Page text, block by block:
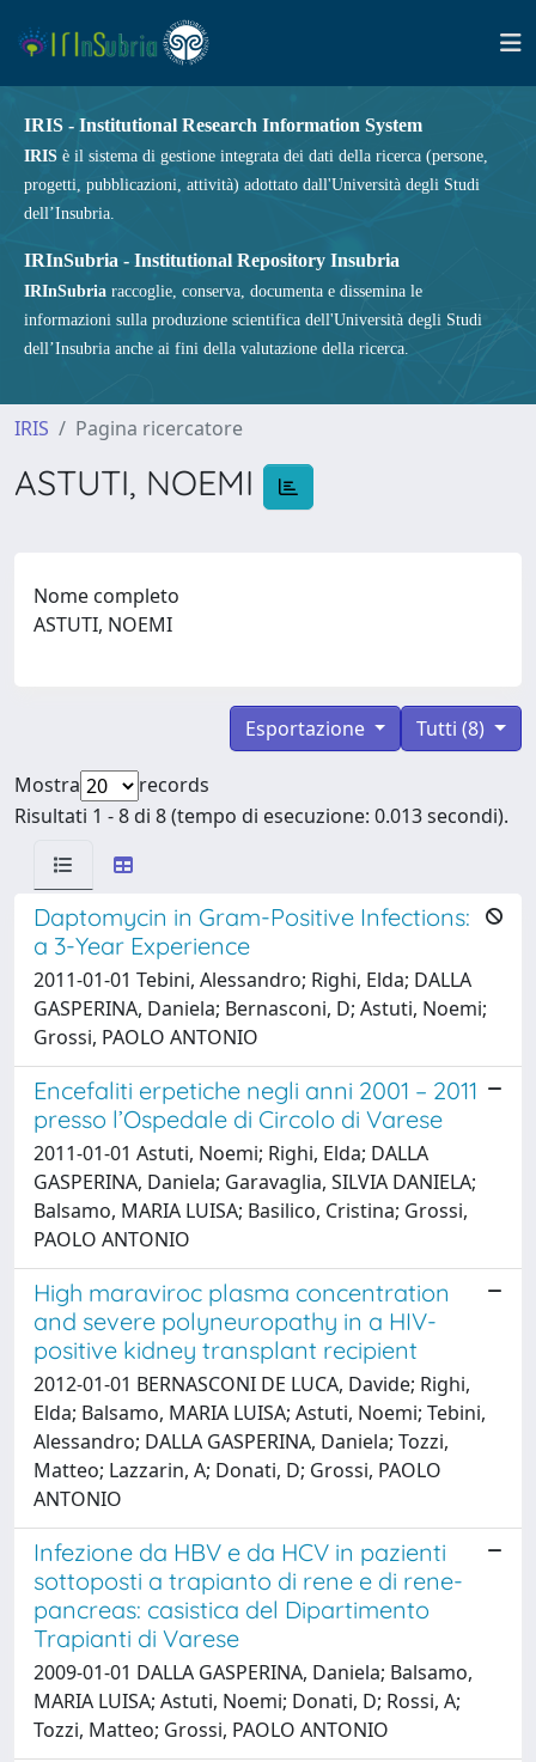
IRIS - Institutional Research Information System
IRIS è il sistema di gestione integrata dei dati della ricerca (persone,
progetti, pubblicazioni, attività) adottato dall'Università degli Studi
dell’Insubria.
IRInSubria - Institutional Repository Insubria
IRInSubria raccoglie, conserva, documenta e dissemina le
informazioni sulla produzione scientifica dell'Università degli Studi
dell’Insubria anche ai fini della valutazione della ricerca.
IRIS Pagina ricercatore
ASTUTI, NOEMI
Nome completo
ASTUTI, NOEMI
Tutti (8)
Esportazione
Mostra
records
Risultati 1 - 8 di 8 (tempo di esecuzione: 0.013 secondi).
Daptomycin in Gram-Positive Infections:
a 3-Year Experience
2011-01-01 Tebini, Alessandro; Righi, Elda; DALLA
GASPERINA, Daniela; Bernasconi, D; Astuti, Noemi;
Grossi, PAOLO ANTONIO
Encefaliti erpetiche negli anni 2001 – 2011
presso l’Ospedale di Circolo di Varese
2011-01-01 Astuti, Noemi; Righi, Elda; DALLA
GASPERINA, Daniela; Garavaglia, SILVIA DANIELA;
Balsamo, MARIA LUISA; Basilico, Cristina; Grossi,
PAOLO ANTONIO
High maraviroc plasma concentration
and severe polyneuropathy in a HIV-
positive kidney transplant recipient
2012-01-01 BERNASCONI DE LUCA, Davide; Righi,
Elda; Balsamo, MARIA LUISA; Astuti, Noemi; Tebini,
Alessandro; DALLA GASPERINA, Daniela; Tozzi,
Matteo; Lazzarin, A; Donati, D; Grossi, PAOLO
ANTONIO
Infezione da HBV e da HCV in pazienti
sottoposti a trapianto di rene e di rene-
pancreas: casistica del Dipartimento
Trapianti di Varese
2009-01-01 DALLA GASPERINA, Daniela; Balsamo,
MARIA LUISA; Astuti, Noemi; Donati, D; Rossi, A;
Tozzi, Matteo; Grossi, PAOLO ANTONIO